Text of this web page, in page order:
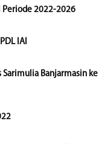
Periode 2022-2026
IAI
Sarimulia Banjarmasin ke